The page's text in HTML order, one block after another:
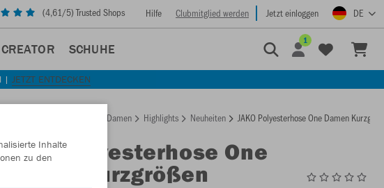
(4,61/5) Trusted Shops Hilfe Clubmitglied werden Jetzt einloggen DE
SCHUHE
1
| JETZT ENTDECKEN
Damen Highlights Neuheiten JAKO Polyesterhose One Damen
JAKOPolyesterhose One
Damen Kurzgrößen
Inhalte
zu den